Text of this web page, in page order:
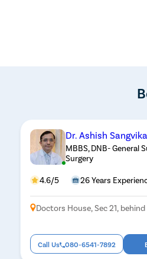
Dr. Ashish
MBBS, DNB- General
Surgery
4.6/5 26 Years
Doctors House, Sec 21,
Call Us 080-6541-7892